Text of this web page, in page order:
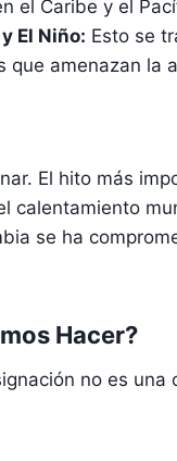
el Caribe y el
El Niño: Esto se
amenazan la
El hito más
calentamiento
se ha
Hacer?
no es